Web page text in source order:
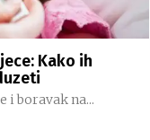
Kako ih
i boravak na...